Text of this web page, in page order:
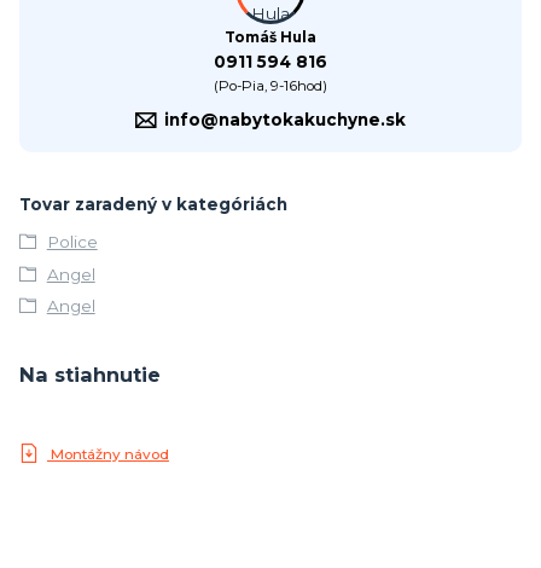
Tomáš Hula
0911 594 816
(Po-Pia, 9-16hod)
info@nabytokakuchyne.sk
Tovar zaradený v kategóriách
Police
Angel
Angel
Na stiahnutie
Montážny návod